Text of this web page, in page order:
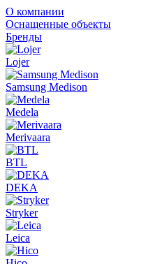
О компании
Оснащенные объекты
Бренды
Lojer
Samsung Medison
Medela
Merivaara
BTL
DEKA
Stryker
Leica